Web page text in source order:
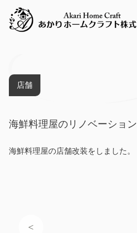
店舗
海鮮料理屋のリノベーション
海鮮料理屋の店舗改装をしました。